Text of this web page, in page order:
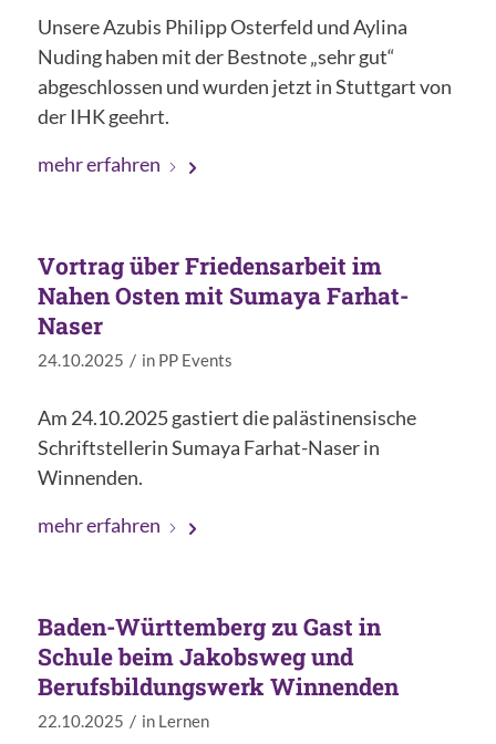
Unsere Azubis Philipp Osterfeld und Aylina
Nuding haben mit der Bestnote „sehr gut“
abgeschlossen und wurden jetzt in Stuttgart von
der IHK geehrt.
mehr erfahren
Vortrag über Friedensarbeit im
Nahen Osten mit Sumaya Farhat-
Naser
24.10.2025 / in PP Events
Am 24.10.2025 gastiert die palästinensische
Schriftstellerin Sumaya Farhat-Naser in
Winnenden.
mehr erfahren
Baden-Württemberg zu Gast in
Schule beim Jakobsweg und
Berufsbildungswerk Winnenden
22.10.2025 / in Lernen